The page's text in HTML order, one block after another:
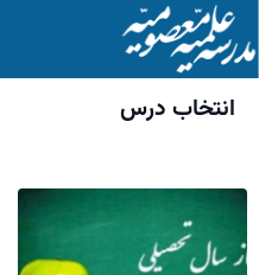
انتخاب درس